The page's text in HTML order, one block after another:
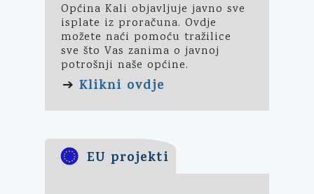
Općina Kali objavljuje javno sve
isplate iz proračuna. Ovdje
možete naći pomoću tražilice
sve što Vas zanima o javnoj
potrošnji naše općine.
➔ Klikni ovdje
EU projekti